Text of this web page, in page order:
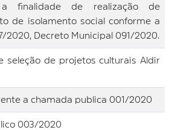
finalidade de realização de
de isolamento social conforme a
2020, Decreto Municipal 091/2020.
seleção de projetos culturais Aldir
a chamada publica 001/2020
003/2020